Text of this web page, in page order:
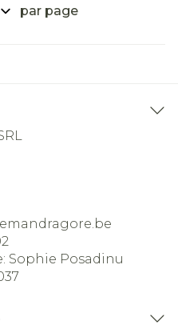
par page
Sophie Posadinu